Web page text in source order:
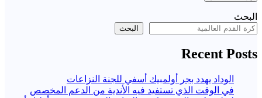
البحث
البحث
Recent Posts
الوداد يهدد بجر أولمبيك أسفي للجنة النزاعات
في الوقت الذي تستفيد فيه الأندية من الدعم المخصص